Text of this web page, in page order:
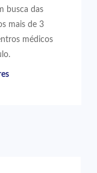
busca das
mais de 3
médicos